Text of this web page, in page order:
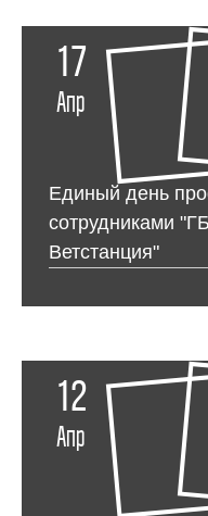
17
Апр
Единый день
сотрудниками
Ветстанция"
12
Апр